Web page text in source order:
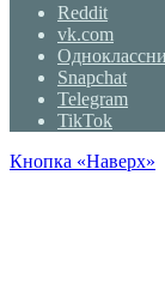
Reddit
vk.com
Snapchat
Telegram
TikTok
Кнопка «Наверх»